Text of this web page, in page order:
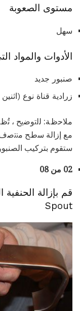
مستوى الصعوبة
سهل
الأدوات والمواد
صنبور جديد
زرادية قناة نوع
ﻣﻼﺣظﺔ: ﻟﻟﺗوﺿﯾﺢ ،
ﻣﻊ إزاﻟﺔ ﺳطﺢ ﻣﻧﺗﺻف.
ستقوم بتركيب
02 من 08
Spout